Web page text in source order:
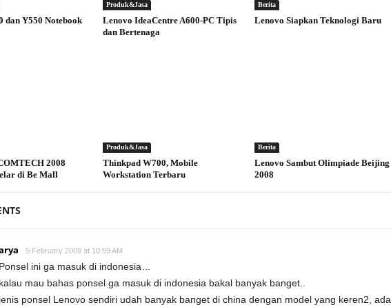
dan Y550 Notebook
Produk&Jasa
Lenovo IdeaCentre A600-PC Tipis
dan Bertenaga
Berita
Lenovo Siapkan Teknologi Baru
2008
di Be Mall
Produk&Jasa
Thinkpad W700, Mobile
Workstation Terbaru
Berita
Lenovo Sambut Olimpiade Beijing
2008
5 February 2009 at 10:59 AM
Ponsel ini ga masuk di indonesia…
kalau mau bahas ponsel ga masuk di indonesia bakal banyak banget..
jenis ponsel Lenovo sendiri udah banyak banget di china dengan model yang keren2, ada